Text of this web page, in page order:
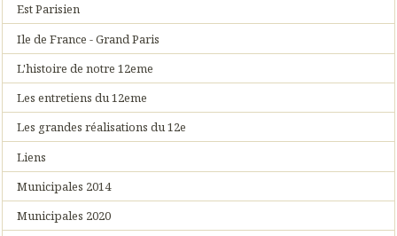
Est Parisien
Ile de France - Grand Paris
L'histoire de notre 12eme
Les entretiens du 12eme
Les grandes réalisations du 12e
Liens
Municipales 2014
Municipales 2020